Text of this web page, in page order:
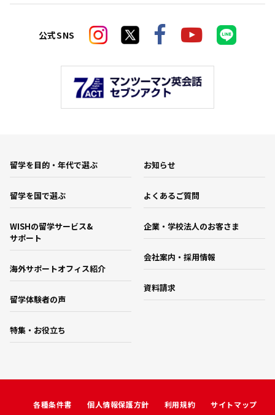
公式SNS
留学を目的・年代で選ぶ
留学を国で選ぶ
WISHの留学サービス&
サポート
海外サポートオフィス紹介
留学体験者の声
特集・お役立ち
お知らせ
よくあるご質問
企業・学校法人のお客さま
会社案内・採用情報
資料請求
各種条件書 個人情報保護方針 利用規約 サイトマップ